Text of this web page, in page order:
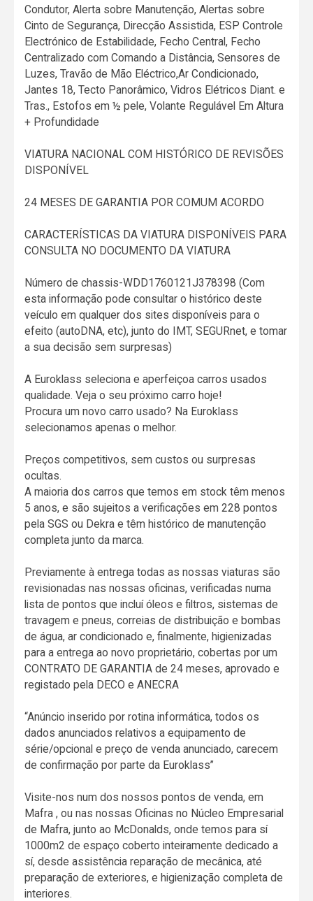
Condutor, Alerta sobre Manutenção, Alertas sobre
Cinto de Segurança, Direcção Assistida, ESP Controle
Electrónico de Estabilidade, Fecho Central, Fecho
Centralizado com Comando a Distância, Sensores de
Luzes, Travão de Mão Eléctrico,Ar Condicionado,
Jantes 18, Tecto Panorâmico, Vidros Elétricos Diant. e
Tras., Estofos em ½ pele, Volante Regulável Em Altura
+ Profundidade
VIATURA NACIONAL COM HISTÓRICO DE REVISÕES
DISPONÍVEL
24 MESES DE GARANTIA POR COMUM ACORDO
CARACTERÍSTICAS DA VIATURA DISPONÍVEIS PARA
CONSULTA NO DOCUMENTO DA VIATURA
Número de chassis-WDD1760121J378398 (Com
esta informação pode consultar o histórico deste
veículo em qualquer dos sites disponíveis para o
efeito (autoDNA, etc), junto do IMT, SEGURnet, e tomar
a sua decisão sem surpresas)
A Euroklass seleciona e aperfeiçoa carros usados
qualidade. Veja o seu próximo carro hoje!
Procura um novo carro usado? Na Euroklass
selecionamos apenas o melhor.
Preços competitivos, sem custos ou surpresas
ocultas.
A maioria dos carros que temos em stock têm menos
5 anos, e são sujeitos a verificações em 228 pontos
pela SGS ou Dekra e têm histórico de manutenção
completa junto da marca.
Previamente à entrega todas as nossas viaturas são
revisionadas nas nossas oficinas, verificadas numa
lista de pontos que incluí óleos e filtros, sistemas de
travagem e pneus, correias de distribuição e bombas
de água, ar condicionado e, finalmente, higienizadas
para a entrega ao novo proprietário, cobertas por um
CONTRATO DE GARANTIA de 24 meses, aprovado e
registado pela DECO e ANECRA
“Anúncio inserido por rotina informática, todos os
dados anunciados relativos a equipamento de
série/opcional e preço de venda anunciado, carecem
de confirmação por parte da Euroklass”
Visite-nos num dos nossos pontos de venda, em
Mafra , ou nas nossas Oficinas no Núcleo Empresarial
de Mafra, junto ao McDonalds, onde temos para sí
1000m2 de espaço coberto inteiramente dedicado a
sí, desde assistência reparação de mecânica, até
preparação de exteriores, e higienização completa de
interiores.